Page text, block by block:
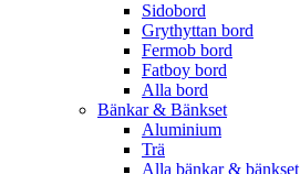
Sidobord
Grythyttan bord
Fermob bord
Fatboy bord
Alla bord
Bänkar & Bänkset
Aluminium
Trä
Alla bänkar & bänkset